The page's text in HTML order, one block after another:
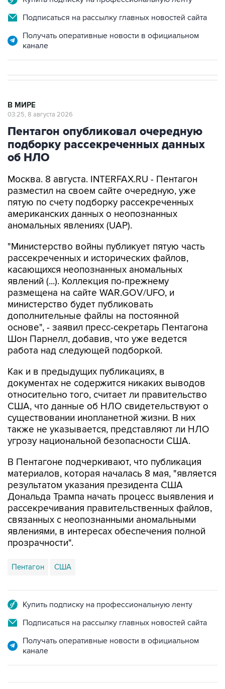
Подписаться на рассылку главных новостей сайта
Получать оперативные новости в официальном
канале
В МИРЕ
03:25, 8 августа 2026
Пентагон опубликовал очередную
подборку рассекреченных данных
об НЛО
Москва. 8 августа. INTERFAX.RU - Пентагон
разместил на своем сайте очередную, уже
пятую по счету подборку рассекреченных
американских данных о неопознанных
аномальных явлениях (UAP).
"Министерство войны публикует пятую часть
рассекреченных и исторических файлов,
касающихся неопознанных аномальных
явлений (...). Коллекция по-прежнему
размещена на сайте WAR.GOV/UFO, и
министерство будет публиковать
дополнительные файлы на постоянной
основе", - заявил пресс-секретарь Пентагона
Шон Парнелл, добавив, что уже ведется
работа над следующей подборкой.
Как и в предыдущих публикациях, в
документах не содержится никаких выводов
относительно того, считает ли правительство
США, что данные об НЛО свидетельствуют о
существовании инопланетной жизни. В них
также не указывается, представляют ли НЛО
угрозу национальной безопасности США.
В Пентагоне подчеркивают, что публикация
материалов, которая началась 8 мая, "является
результатом указания президента США
Дональда Трампа начать процесс выявления и
рассекречивания правительственных файлов,
связанных с неопознанными аномальными
явлениями, в интересах обеспечения полной
прозрачности".
Пентагон США
Купить подписку на профессиональную ленту
Подписаться на рассылку главных новостей сайта
Получать оперативные новости в официальном
канале